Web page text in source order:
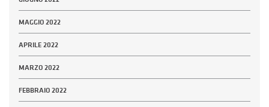
MAGGIO 2022
APRILE 2022
MARZO 2022
FEBBRAIO 2022